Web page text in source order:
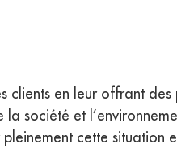
en leur offrant
société et
cette situation